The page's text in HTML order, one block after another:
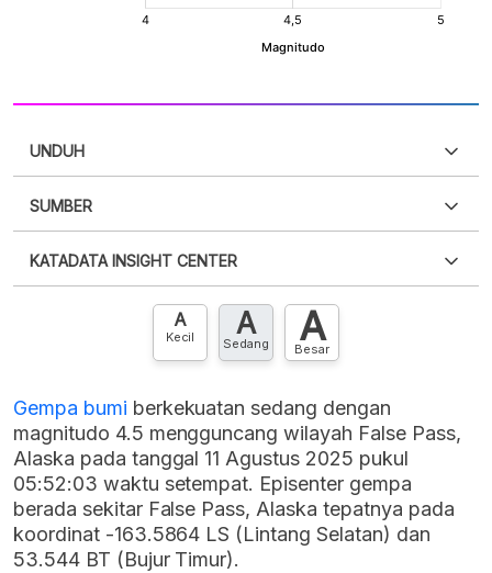
UNDUH
XLS
SUMBER
punya akun?Silakan Daftar sekarang
KATADATA INSIGHT CENTER
Hubungi sekarang »
A
Kecil A
Sedang A
Besar
Gempa bumi berkekuatan sedang dengan
magnitudo 4.5 mengguncang wilayah False Pass,
Alaska pada tanggal 11 Agustus 2025 pukul
05:52:03 waktu setempat. Episenter gempa
berada sekitar False Pass, Alaska tepatnya pada
koordinat -163.5864 LS (Lintang Selatan) dan
53.544 BT (Bujur Timur).